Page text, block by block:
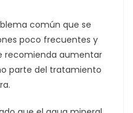
común que se
poco frecuentes y
recomienda aumentar
parte del tratamiento